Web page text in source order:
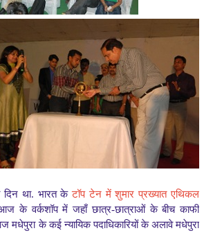
दिन था. भारत केटॉप टेन में शुमार प्रख्यात एथिकल
के वर्कशॉप में जहाँ छात्र-छात्राओं के बीच काफी
मधेपुरा के कई न्यायिक पदाधिकारियों के अलावे मधेपुरा